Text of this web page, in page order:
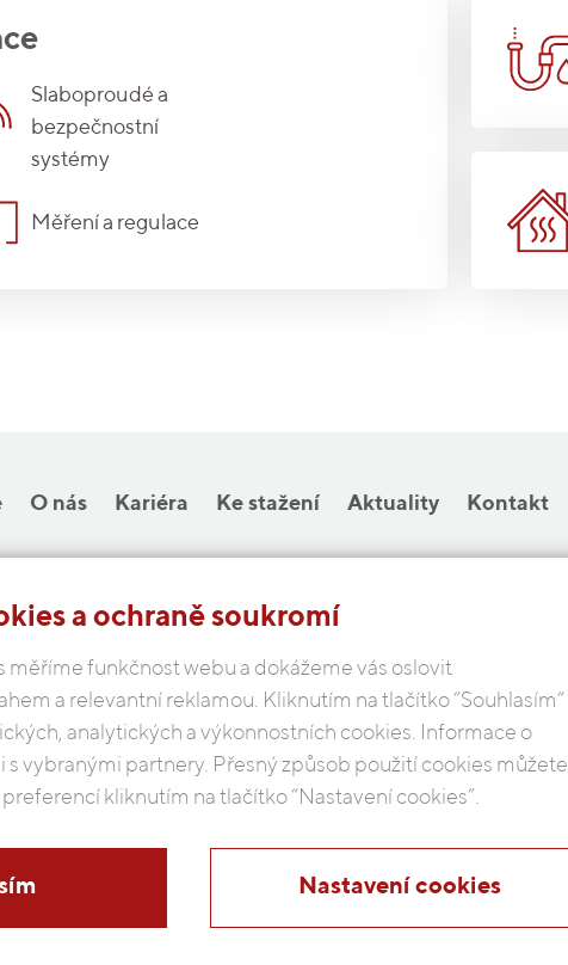
Slaboproudé a
bezpečnostní
systémy
Měření a regulace
O nás Kariéra Ke stažení Aktuality Kontakt
Michelská 18/12a, 140 00 Praha 4
Česká republika
Podmínky ochrany osobních údajů
a ochraně soukromí
měříme funkčnost webu a dokážeme vás oslovit
a relevantní reklamou. Kliknutím na tlačítko “Souhlasím“
analytických a výkonnostních cookies. Informace o
s vybranými partnery. Přesný způsob použití cookies můžete
kliknutím na tlačítko “Nastavení cookies”.
Nastavení cookies